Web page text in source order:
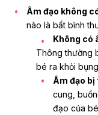
Âm đạo không
nào là bất bình
Không có
Thông thường
bé ra khỏi
Âm đạo bị
cung,
đạo của